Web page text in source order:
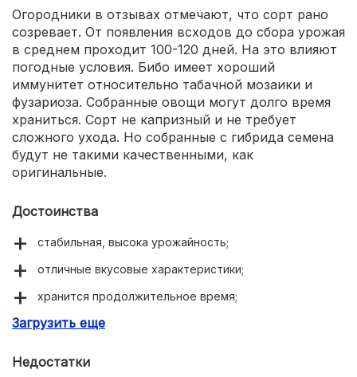
Огородники в отзывах отмечают, что сорт рано
созревает. От появления всходов до сбора урожая
в среднем проходит 100-120 дней. На это влияют
погодные условия. Бибо имеет хороший
иммунитет относительно табачной мозаики и
фузариоза. Собранные овощи могут долго время
храниться. Сорт не капризный и не требует
сложного ухода. Но собранные с гибрида семена
будут не такими качественными, как
оригинальные.
Достоинства
стабильная, высока урожайность;
отличные вкусовые характеристики;
хранится продолжительное время;
высокая устойчивость к болезням.
Загрузить еще
Недостатки